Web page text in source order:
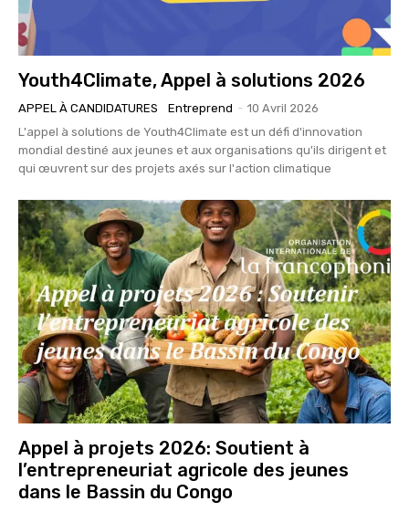
Youth4Climate, Appel à solutions 2026
APPEL À CANDIDATURES Entreprend - 10 Avril 2026
L'appel à solutions de Youth4Climate est un défi d'innovation
mondial destiné aux jeunes et aux organisations qu'ils dirigent et
qui œuvrent sur des projets axés sur l'action climatique
Appel à projets 2026: Soutient à
l’entrepreneuriat agricole des jeunes
dans le Bassin du Congo